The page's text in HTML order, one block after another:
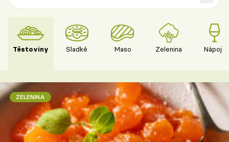
Těstoviny Sladké Maso Zelenina Nápoje
ZELENINA